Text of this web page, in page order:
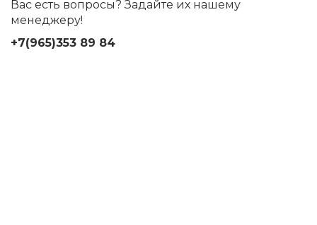
Вас есть вопросы? Задайте их нашему
менеджеру!
+7(965)353 89 84